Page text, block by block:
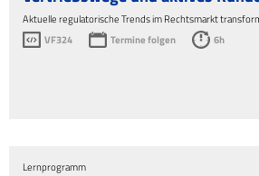
Aktuelle regulatorische Trends im Rechtsmarkt
VF324
Termine folgen 6h
Lernprogramm